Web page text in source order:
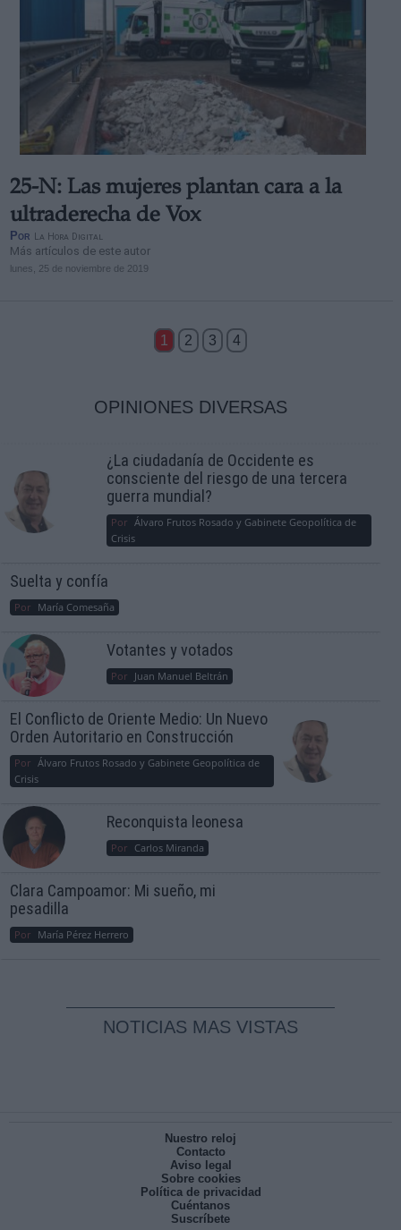
25-N: Las mujeres plantan cara a la
ultraderecha de Vox
Por La Hora Digital
Más artículos de este autor
lunes, 25 de noviembre de 2019
1 2 3 4
OPINIONES DIVERSAS
¿La ciudadanía de Occidente es
consciente del riesgo de una tercera
guerra mundial?
Por Álvaro Frutos Rosado y Gabinete Geopolítica de
Crisis
Suelta y confía
Por María Comesaña
Votantes y votados
Por Juan Manuel Beltrán
El Conflicto de Oriente Medio: Un Nuevo
Orden Autoritario en Construcción
Por Álvaro Frutos Rosado y Gabinete Geopolítica de
Crisis
Reconquista leonesa
Por Carlos Miranda
Clara Campoamor: Mi sueño, mi
pesadilla
Por María Pérez Herrero
NOTICIAS MAS VISTAS
Nuestro reloj
Contacto
Aviso legal
Sobre cookies
Política de privacidad
Cuéntanos
Suscríbete